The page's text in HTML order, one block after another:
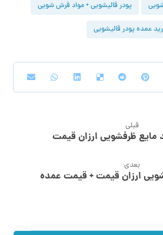
پودر قالیشویی + مواد فرش شویی
عمده پودر قالیشویی
قبلی
مایع ظرفشویی ارزان قیمت
بعدی
ارزان قیمت + قیمت عمده